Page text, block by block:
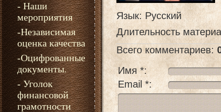
- Наши
мероприятия
-Независимая
оценка качества
-Оцифрованные
документы.
- Уголок
финансовой
грамотности
Язык: Русский
Длительность
Всего комментариев:
Имя *:
Email *: